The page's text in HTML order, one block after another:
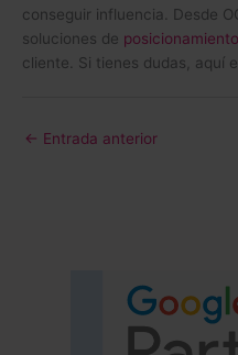
conseguir influencia. Desde
soluciones de
cliente. Si tienes dudas, aquí
← Entrada anterior